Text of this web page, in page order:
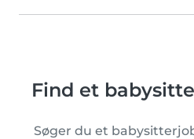
Find et
Søger du et